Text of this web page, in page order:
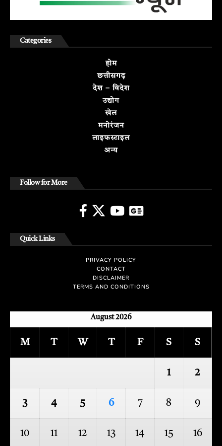
Categories
होम
छत्तीसगढ़
देश – विदेश
उद्योग
खेल
मनोरंजन
लाइफस्टाइल
अन्य
Follow for More
Quick Links
PRIVACY POLICY
CONTACT
DISCLAIMER
TERMS AND CONDITIONS
August 2026
M T W T F S S
1 2
3 4 5 6 7 8 9
10 11 12 13 14 15 16